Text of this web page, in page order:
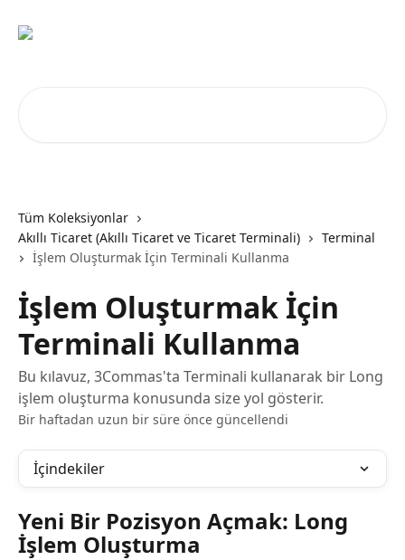
Tüm Koleksiyonlar
Akıllı Ticaret (Akıllı Ticaret ve Ticaret Terminali)
Terminal
İşlem Oluşturmak İçin Terminali Kullanma
İşlem Oluşturmak İçin
Terminali Kullanma
Bu kılavuz, 3Commas'ta Terminali kullanarak bir Long
işlem oluşturma konusunda size yol gösterir.
Bir haftadan uzun bir süre önce güncellendi
İçindekiler
Yeni Bir Pozisyon Açmak: Long
İşlem Oluşturma